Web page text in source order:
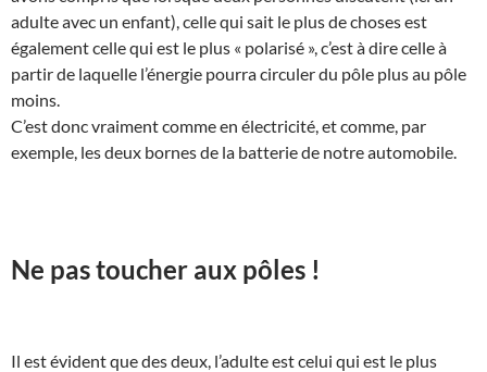
adulte avec un enfant), celle qui sait le plus de choses est
également celle qui est le plus « polarisé », c’est à dire celle à
partir de laquelle l’énergie pourra circuler du pôle plus au pôle
moins.
C’est donc vraiment comme en électricité, et comme, par
exemple, les deux bornes de la batterie de notre automobile.
Ne pas toucher aux pôles !
Il est évident que des deux, l’adulte est celui qui est le plus